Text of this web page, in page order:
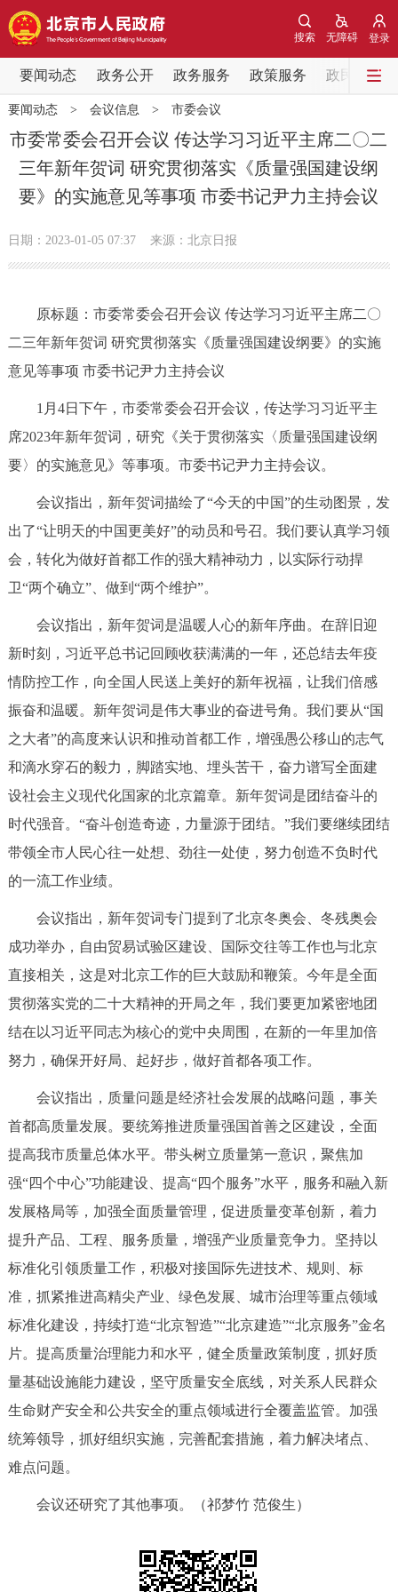
登录
无障碍
搜索
要闻动态 政务公开 政务服务 政策服务 政民互动
要闻动态
党中央精神 国务院信息
北京要闻 会议信息 部门动态
政务公开
市领导 机构职能 政策服务
政策兑现 政策解读
专题公开
政务服务
个人服务 法人服务 部门服务
便民服务 利企服务 投资项目
中介服务 阳光政务
政民互动
12345网上接诉即办 我要咨询 我要建议
参与调查 在线访谈 图说互动
走进北京
北京概况 十六区概览 人文北京
多语种
한국어
ESPAÑOL العربية PORTUGUÊS
ITALIANO
回到顶部
要闻动态> 会议信息 > 市委会议
市委常委会召开会议 传达学习习近平主席二〇二
三年新年贺词 研究贯彻落实《质量强国建设纲
要》的实施意见等事项 市委书记尹力主持会议
日期：2023-01-05 07:37 来源：北京日报
原标题：市委常委会召开会议 传达学习习近平主席二〇
二三年新年贺词 研究贯彻落实《质量强国建设纲要》的实施
意见等事项 市委书记尹力主持会议
1月4日下午，市委常委会召开会议，传达学习习近平主
席2023年新年贺词，研究《关于贯彻落实〈质量强国建设纲
要〉的实施意见》等事项。市委书记尹力主持会议。
会议指出，新年贺词描绘了“今天的中国”的生动图景，发
出了“让明天的中国更美好”的动员和号召。我们要认真学习领
会，转化为做好首都工作的强大精神动力，以实际行动捍
卫“两个确立”、做到“两个维护”。
会议指出，新年贺词是温暖人心的新年序曲。在辞旧迎
新时刻，习近平总书记回顾收获满满的一年，还总结去年疫
情防控工作，向全国人民送上美好的新年祝福，让我们倍感
振奋和温暖。新年贺词是伟大事业的奋进号角。我们要从“国
之大者”的高度来认识和推动首都工作，增强愚公移山的志气
和滴水穿石的毅力，脚踏实地、埋头苦干，奋力谱写全面建
设社会主义现代化国家的北京篇章。新年贺词是团结奋斗的
时代强音。“奋斗创造奇迹，力量源于团结。”我们要继续团结
带领全市人民心往一处想、劲往一处使，努力创造不负时代
的一流工作业绩。
会议指出，新年贺词专门提到了北京冬奥会、冬残奥会
成功举办，自由贸易试验区建设、国际交往等工作也与北京
直接相关，这是对北京工作的巨大鼓励和鞭策。今年是全面
贯彻落实党的二十大精神的开局之年，我们要更加紧密地团
结在以习近平同志为核心的党中央周围，在新的一年里加倍
努力，确保开好局、起好步，做好首都各项工作。
会议指出，质量问题是经济社会发展的战略问题，事关
首都高质量发展。要统筹推进质量强国首善之区建设，全面
提高我市质量总体水平。带头树立质量第一意识，聚焦加
强“四个中心”功能建设、提高“四个服务”水平，服务和融入新
发展格局等，加强全面质量管理，促进质量变革创新，着力
提升产品、工程、服务质量，增强产业质量竞争力。坚持以
标准化引领质量工作，积极对接国际先进技术、规则、标
准，抓紧推进高精尖产业、绿色发展、城市治理等重点领域
标准化建设，持续打造“北京智造”“北京建造”“北京服务”金名
片。提高质量治理能力和水平，健全质量政策制度，抓好质
量基础设施能力建设，坚守质量安全底线，对关系人民群众
生命财产安全和公共安全的重点领域进行全覆盖监管。加强
统筹领导，抓好组织实施，完善配套措施，着力解决堵点、
难点问题。
会议还研究了其他事项。（祁梦竹 范俊生）